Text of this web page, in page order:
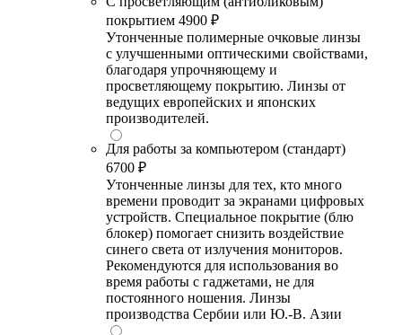
покрытием 4900 ₽
Утонченные полимерные очковые линзы
с улучшенными оптическими свойствами,
благодаря упрочняющему и
просветляющему покрытию. Линзы от
ведущих европейских и японских
производителей.
Для работы за компьютером (стандарт)
6700 ₽
Утонченные линзы для тех, кто много
времени проводит за экранами цифровых
устройств. Специальное покрытие (блю
блокер) помогает снизить воздействие
синего света от излучения мониторов.
Рекомендуются для использования во
время работы с гаджетами, не для
постоянного ношения. Линзы
производства Сербии или Ю.-В. Азии